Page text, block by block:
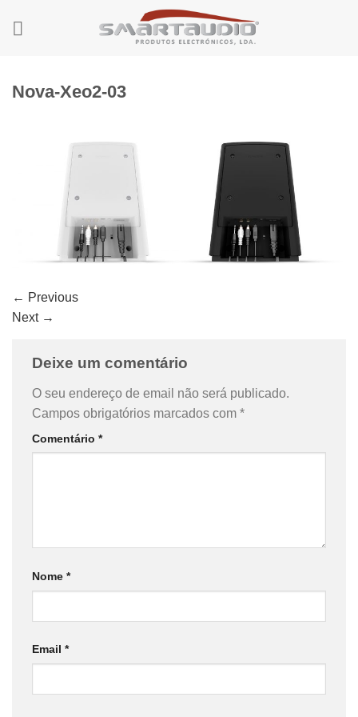
Nova-Xeo2-03
← Previous
Next →
Deixe um comentário
O seu endereço de email não será publicado.
Campos obrigatórios marcados com *
Comentário *
Nome *
Email *